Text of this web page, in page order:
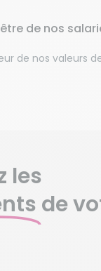
de nos
de nos valeurs
les
de